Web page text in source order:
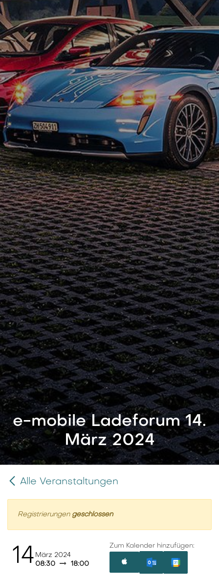
e-mobile Ladeforum 14.
März 2024
Alle Veranstaltungen
Registrierungen geschlossen
14 März 2024
08:30
18:00
Zum Kalender hinzufügen: